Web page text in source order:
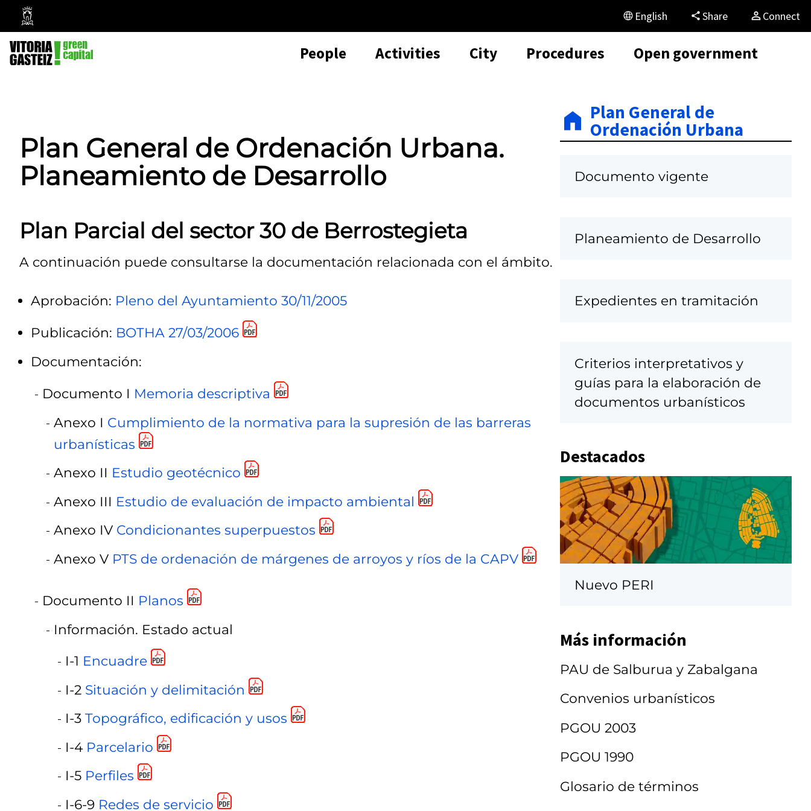
Vitoria-
Gasteiz
City
Council
English Share Connect
People Activities City Procedures Open government
Plan General de Ordenación Urbana.
Planeamiento de Desarrollo
Plan Parcial del sector 30 de Berrostegieta
A continuación puede consultarse la documentación relacionada con el ámbito.
Aprobación: Pleno del Ayuntamiento 30/11/2005
Publicación: BOTHA 27/03/2006
Documentación:
Documento I Memoria descriptiva
Anexo I Cumplimiento de la normativa para la supresión de las barreras
urbanísticas
Anexo II Estudio geotécnico
Anexo III Estudio de evaluación de impacto ambiental
Anexo IV Condicionantes superpuestos
Anexo V PTS de ordenación de márgenes de arroyos y ríos de la CAPV
Documento II Planos
Información. Estado actual
I-1 Encuadre
I-2 Situación y delimitación
I-3 Topográfico, edificación y usos
I-4 Parcelario
I-5 Perfiles
I-6-9 Redes de servicio
Plan General de
Ordenación Urbana
Documento vigente
Planeamiento de Desarrollo
Expedientes en tramitación
Criterios interpretativos y
guías para la elaboración de
documentos urbanísticos
Destacados
Nuevo PERI
Más información
PAU de Salburua y Zabalgana
Convenios urbanísticos
PGOU 2003
PGOU 1990
Glosario de términos